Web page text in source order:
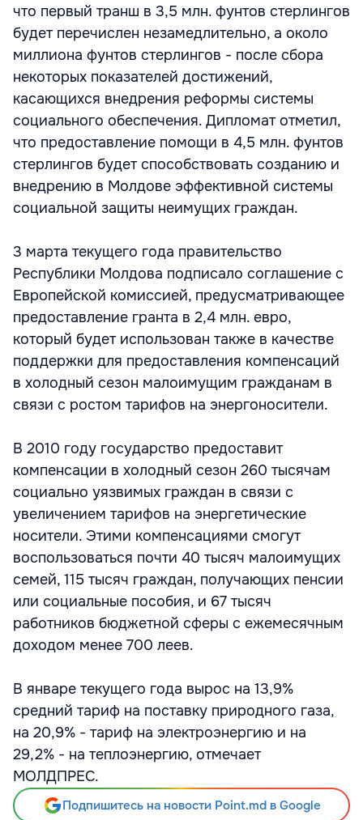
что первый транш в 3,5 млн. фунтов стерлингов
будет перечислен незамедлительно, а около
миллиона фунтов стерлингов - после сбора
некоторых показателей достижений,
касающихся внедрения реформы системы
социального обеспечения. Дипломат отметил,
что предоставление помощи в 4,5 млн. фунтов
стерлингов будет способствовать созданию и
внедрению в Молдове эффективной системы
социальной защиты неимущих граждан.
3 марта текущего года правительство
Республики Молдова подписало соглашение с
Европейской комиссией, предусматривающее
предоставление гранта в 2,4 млн. евро,
который будет использован также в качестве
поддержки для предоставления компенсаций
в холодный сезон малоимущим гражданам в
связи с ростом тарифов на энергоносители.
В 2010 году государство предоставит
компенсации в холодный сезон 260 тысячам
социально уязвимых граждан в связи с
увеличением тарифов на энергетические
носители. Этими компенсациями смогут
воспользоваться почти 40 тысяч малоимущих
семей, 115 тысяч граждан, получающих пенсии
или социальные пособия, и 67 тысяч
работников бюджетной сферы с ежемесячным
доходом менее 700 леев.
В январе текущего года вырос на 13,9%
средний тариф на поставку природного газа,
на 20,9% - тариф на электроэнергию и на
29,2% - на теплоэнергию, отмечает
МОЛДПРЕС.
Подпишитесь на новости Point.md в Google